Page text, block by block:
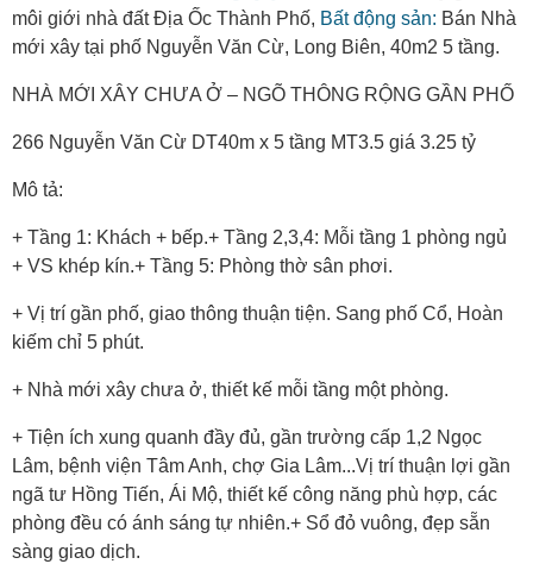
môi giới nhà đất Địa Ốc Thành Phố, Bất động sản: Bán Nhà
mới xây tại phố Nguyễn Văn Cừ, Long Biên, 40m2 5 tầng.
NHÀ MỚI XÂY CHƯA Ở – NGÕ THÔNG RỘNG GẦN PHỐ
266 Nguyễn Văn Cừ DT40m x 5 tầng MT3.5 giá 3.25 tỷ
Mô tả:
+ Tầng 1: Khách + bếp.+ Tầng 2,3,4: Mỗi tầng 1 phòng ngủ
+ VS khép kín.+ Tầng 5: Phòng thờ sân phơi.
+ Vị trí gần phố, giao thông thuận tiện. Sang phố Cổ, Hoàn
kiếm chỉ 5 phút.
+ Nhà mới xây chưa ở, thiết kế mỗi tầng một phòng.
+ Tiện ích xung quanh đầy đủ, gần trường cấp 1,2 Ngọc
Lâm, bệnh viện Tâm Anh, chợ Gia Lâm...Vị trí thuận lợi gần
ngã tư Hồng Tiến, Ái Mộ, thiết kế công năng phù hợp, các
phòng đều có ánh sáng tự nhiên.+ Sổ đỏ vuông, đẹp sẵn
sàng giao dịch.